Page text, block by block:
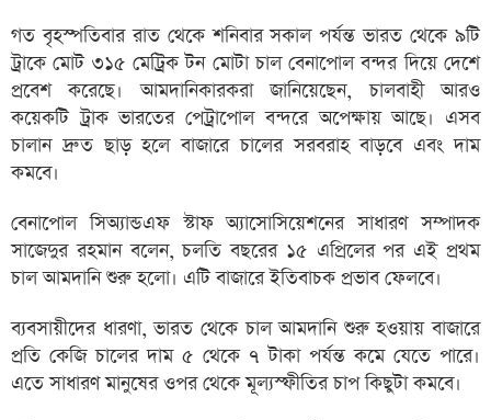
গত বৃহস্পতিবার রাত থেকে শনিবার সকাল পর্যন্ত ভারত থেকে ৯টি
ট্রাকে মোট ৩১৫ মেট্রিক টন মোটা চাল বেনাপোল বন্দর দিয়ে দেশে
প্রবেশ করেছে। আমদানিকারকরা জানিয়েছেন, চালবাহী আরও
কয়েকটি ট্রাক ভারতের পেট্রাপোল বন্দরে অপেক্ষায় আছে। এসব
চালান দ্রুত ছাড় হলে বাজারে চালের সরবরাহ বাড়বে এবং দাম
কমবে।
বেনাপোল সিঅ্যান্ডএফ স্টাফ অ্যাসোসিয়েশনের সাধারণ সম্পাদক
সাজেদুর রহমান বলেন, চলতি বছরের ১৫ এপ্রিলের পর এই প্রথম
চাল আমদানি শুরু হলো। এটি বাজারে ইতিবাচক প্রভাব ফেলবে।
ব্যবসায়ীদের ধারণা, ভারত থেকে চাল আমদানি শুরু হওয়ায় বাজারে
প্রতি কেজি চালের দাম ৫ থেকে ৭ টাকা পর্যন্ত কমে যেতে পারে।
এতে সাধারণ মানুষের ওপর থেকে মূল্যস্ফীতির চাপ কিছুটা কমবে।